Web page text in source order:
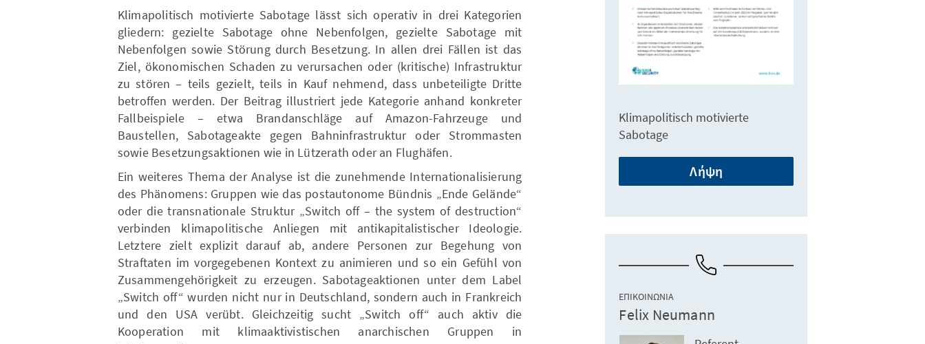
Klimapolitisch motivierte Sabotage lässt sich operativ in drei Kategorien
gliedern: gezielte Sabotage ohne Nebenfolgen, gezielte Sabotage mit
Nebenfolgen sowie Störung durch Besetzung. In allen drei Fällen ist das
Ziel, ökonomischen Schaden zu verursachen oder (kritische) Infrastruktur
zu stören – teils gezielt, teils in Kauf nehmend, dass unbeteiligte Dritte
betroffen werden. Der Beitrag illustriert jede Kategorie anhand konkreter
Fallbeispiele – etwa Brandanschläge auf Amazon-Fahrzeuge und
Baustellen, Sabotageakte gegen Bahninfrastruktur oder Strommasten
sowie Besetzungsaktionen wie in Lützerath oder an Flughäfen.
Ein weiteres Thema der Analyse ist die zunehmende Internationalisierung
des Phänomens: Gruppen wie das postautonome Bündnis „Ende Gelände“
oder die transnationale Struktur „Switch off – the system of destruction“
verbinden klimapolitische Anliegen mit antikapitalistischer Ideologie.
Letztere zielt explizit darauf ab, andere Personen zur Begehung von
Straftaten im vorgegebenen Kontext zu animieren und so ein Gefühl von
Zusammengehörigkeit zu erzeugen. Sabotageaktionen unter dem Label
„Switch off“ wurden nicht nur in Deutschland, sondern auch in Frankreich
und den USA verübt. Gleichzeitig sucht „Switch off“ auch aktiv die
Kooperation mit klimaaktivistischen anarchischen Gruppen in
Klimapolitisch motivierte
Sabotage
Λήψη
ΕΠΙΚΟΙΝΩΝΊΑ
Felix Neumann